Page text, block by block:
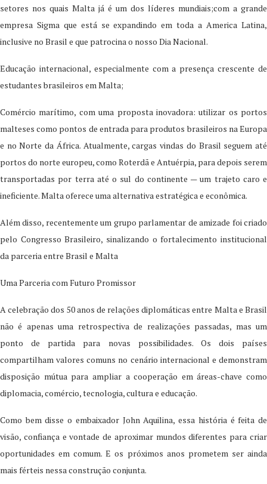
setores nos quais Malta já é um dos líderes mundiais;com a grande
empresa Sigma que está se expandindo em toda a America Latina,
inclusive no Brasil e que patrocina o nosso Dia Nacional.
Educação internacional, especialmente com a presença crescente de
estudantes brasileiros em Malta;
Comércio marítimo, com uma proposta inovadora: utilizar os portos
malteses como pontos de entrada para produtos brasileiros na Europa
e no Norte da África. Atualmente, cargas vindas do Brasil seguem até
portos do norte europeu, como Roterdã e Antuérpia, para depois serem
transportadas por terra até o sul do continente — um trajeto caro e
ineficiente. Malta oferece uma alternativa estratégica e econômica.
Além disso, recentemente um grupo parlamentar de amizade foi criado
pelo Congresso Brasileiro, sinalizando o fortalecimento institucional
da parceria entre Brasil e Malta
Uma Parceria com Futuro Promissor
A celebração dos 50 anos de relações diplomáticas entre Malta e Brasil
não é apenas uma retrospectiva de realizações passadas, mas um
ponto de partida para novas possibilidades. Os dois países
compartilham valores comuns no cenário internacional e demonstram
disposição mútua para ampliar a cooperação em áreas-chave como
diplomacia, comércio, tecnologia, cultura e educação.
Como bem disse o embaixador John Aquilina, essa história é feita de
visão, confiança e vontade de aproximar mundos diferentes para criar
oportunidades em comum. E os próximos anos prometem ser ainda
mais férteis nessa construção conjunta.